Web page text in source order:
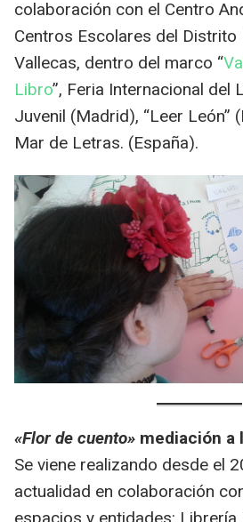
colaboración con el Centro
Centros Escolares del Distrito
Vallecas, dentro del marco “
Libro”, Feria Internacional del
Juvenil (Madrid), “Leer León”
Mar de Letras. (España).
«Flor de cuento» mediación a
Se viene realizando desde el
actualidad en colaboración